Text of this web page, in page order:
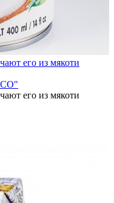
его из мякоти
его из мякоти